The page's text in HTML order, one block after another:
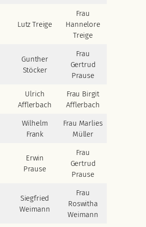
Lutz Treige
Frau
Hannelore
Treige
Gunther
Stöcker
Frau
Gertrud
Prause
Ulrich
Afflerbach
Frau Birgit
Afflerbach
Wilhelm
Frank
Frau Marlies
Müller
Erwin
Prause
Frau
Gertrud
Prause
Siegfried
Weimann
Frau
Roswitha
Weimann